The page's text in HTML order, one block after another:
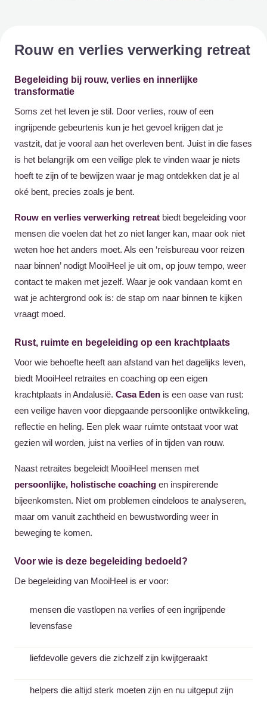
Rouw en verlies verwerking retreat
Begeleiding bij rouw, verlies en innerlijke
transformatie
Soms zet het leven je stil. Door verlies, rouw of een
ingrijpende gebeurtenis kun je het gevoel krijgen dat je
vastzit, dat je vooral aan het overleven bent. Juist in die fases
is het belangrijk om een veilige plek te vinden waar je niets
hoeft te zijn of te bewijzen waar je mag ontdekken dat je al
oké bent, precies zoals je bent.
Rouw en verlies verwerking retreat biedt begeleiding voor
mensen die voelen dat het zo niet langer kan, maar ook niet
weten hoe het anders moet. Als een ‘reisbureau voor reizen
naar binnen’ nodigt MooiHeel je uit om, op jouw tempo, weer
contact te maken met jezelf. Waar je ook vandaan komt en
wat je achtergrond ook is: de stap om naar binnen te kijken
vraagt moed.
Rust, ruimte en begeleiding op een krachtplaats
Voor wie behoefte heeft aan afstand van het dagelijks leven,
biedt MooiHeel retraites en coaching op een eigen
krachtplaats in Andalusië. Casa Eden is een oase van rust:
een veilige haven voor diepgaande persoonlijke ontwikkeling,
reflectie en heling. Een plek waar ruimte ontstaat voor wat
gezien wil worden, juist na verlies of in tijden van rouw.
Naast retraites begeleidt MooiHeel mensen met
persoonlijke, holistische coaching en inspirerende
bijeenkomsten. Niet om problemen eindeloos te analyseren,
maar om vanuit zachtheid en bewustwording weer in
beweging te komen.
Voor wie is deze begeleiding bedoeld?
De begeleiding van MooiHeel is er voor:
mensen die vastlopen na verlies of een ingrijpende
levensfase
liefdevolle gevers die zichzelf zijn kwijtgeraakt
helpers die altijd sterk moeten zijn en nu uitgeput zijn